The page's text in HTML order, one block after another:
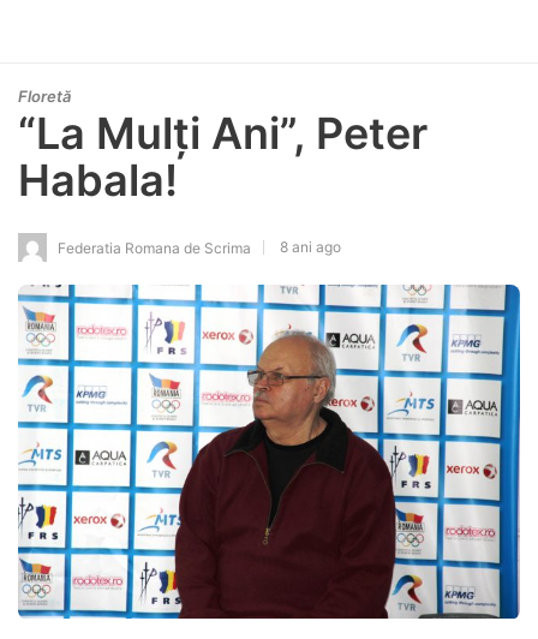
Floretă
“La Mulți Ani”, Peter
Habala!
Federatia Romana de Scrima 8 ani ago